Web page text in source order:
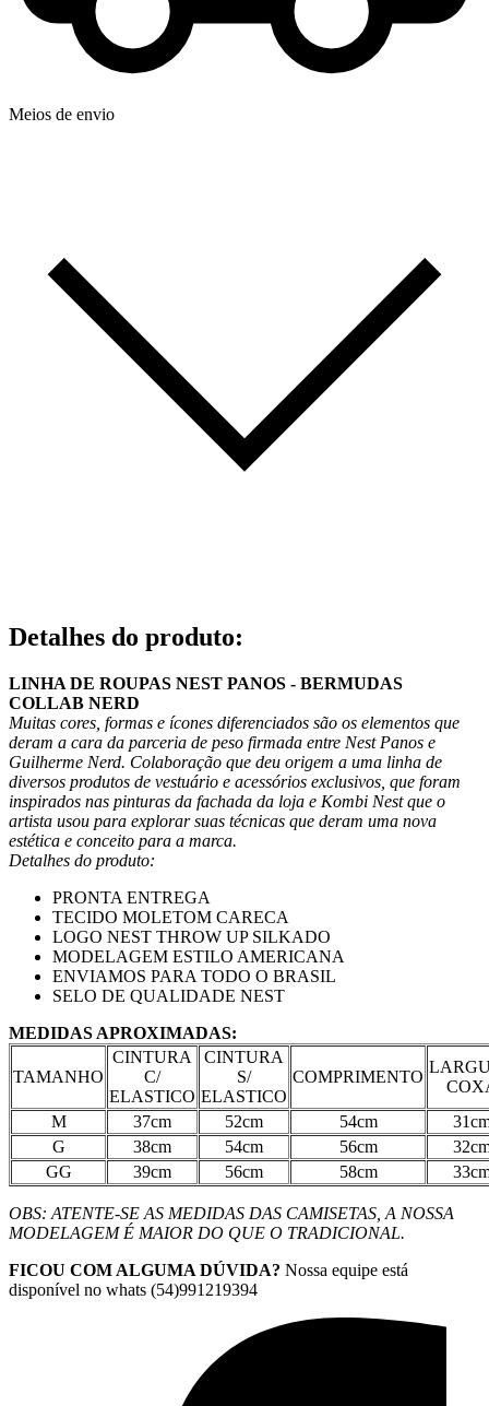
Meios de envio
Detalhes do produto:
LINHA DE ROUPAS NEST PANOS - BERMUDAS
COLLAB NERD
Muitas cores, formas e ícones diferenciados são os elementos que
deram a cara da parceria de peso firmada entre Nest Panos e
Guilherme Nerd. Colaboração que deu origem a uma linha de
diversos produtos de vestuário e acessórios exclusivos, que foram
inspirados nas pinturas da fachada da loja e Kombi Nest que o
artista usou para explorar suas técnicas que deram uma nova
estética e conceito para a marca.
Detalhes do produto:
PRONTA ENTREGA
TECIDO MOLETOM CARECA
LOGO NEST THROW UP SILKADO
MODELAGEM ESTILO AMERICANA
ENVIAMOS PARA TODO O BRASIL
SELO DE QUALIDADE NEST
MEDIDAS APROXIMADAS:
TAMANHO
CINTURA
C/
ELASTICO
CINTURA
S/
ELASTICO
COMPRIMENTO
M
37cm 52cm 54cm
G
38cm 54cm 56cm
GG
39cm 56cm 58cm
OBS: ATENTE-SE AS MEDIDAS DAS CAMISETAS, A NOSSA
MODELAGEM É MAIOR DO QUE O TRADICIONAL.
FICOU COM ALGUMA DÚVIDA? Nossa equipe está
disponível no whats (54)991219394